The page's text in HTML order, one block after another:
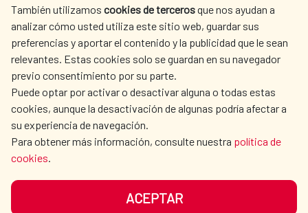
También utilizamos cookies de tercerosque nos ayudan a
analizar cómo usted utiliza este sitio web, guardar sus
preferencias y aportar el contenido y la publicidad que le sean
relevantes. Estas cookies solo se guardan en su navegador
previo consentimiento por su parte.
Puede optar por activar o desactivar alguna o todas estas
cookies, aunque la desactivación de algunas podría afectar a
su experiencia de navegación.
Para obtener más información, consulte nuestra política de
cookies.
ACEPTAR
CULTURE AND SCIENCE LIBRARY
OUR SOCIAL MEDIA
DATA PROTECTION